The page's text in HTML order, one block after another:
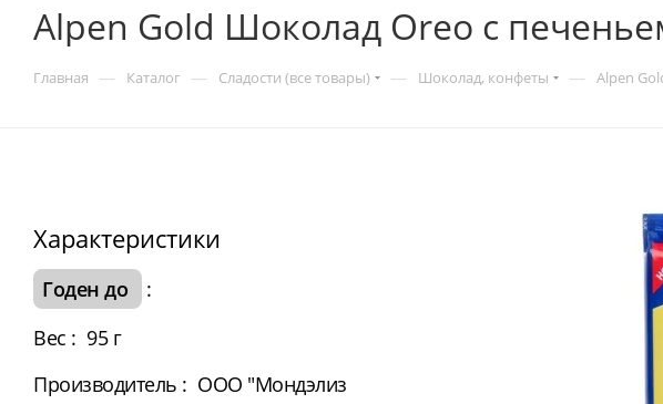
Alpen Gold Шоколад Oreo с
Главная — Каталог — Сладости (все товары) — Шоколад, конфеты — Alpen
Характеристики
Годен до
:
Вес : 95 г
Производитель : ООО "Мондэлиз